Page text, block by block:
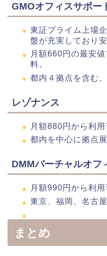
GMOオフィスサポー
東証プライム上場
盤が充実しており
月額660円の最安
料。
都内４拠点を含む
レゾナンス
月額880円から利用
都内を中心に拠点展
DMMバーチャルオフ
月額990円から利用
東京、福岡、名古
まとめ